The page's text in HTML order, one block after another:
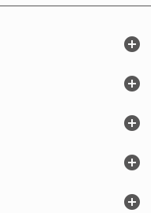




